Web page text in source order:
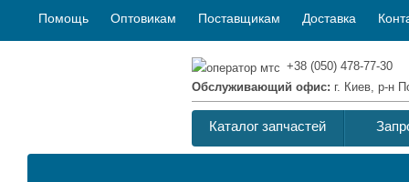
Помощь Оптовикам Поставщикам Доставка
+38 (050) 478-77-30
Обслуживающий офис: г. Киев, р-н
Каталог запчастей